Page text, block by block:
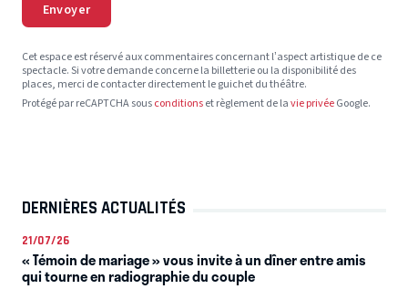
Envoyer
Cet espace est réservé aux commentaires concernant l’aspect artistique de ce
spectacle. Si votre demande concerne la billetterie ou la disponibilité des
places, merci de contacter directement le guichet du théâtre.
Protégé par reCAPTCHA sousconditionset règlement de lavie privéeGoogle.
DERNIÈRES ACTUALITÉS
21/07/26
« Témoin de mariage » vous invite à un dîner entre amis
qui tourne en radiographie du couple